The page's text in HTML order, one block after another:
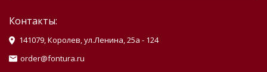
Контакты:
141079, Королев, ул.Ленина, 25а - 124
order@fontura.ru